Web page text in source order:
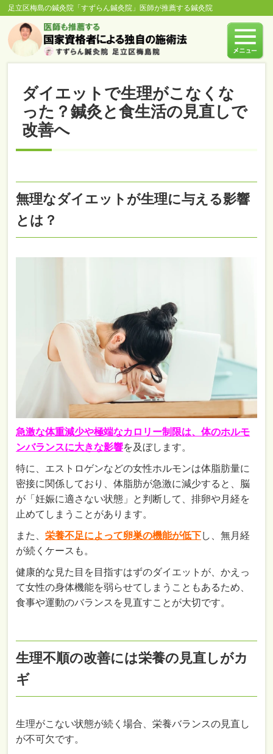
足立区梅島の鍼灸院「すずらん鍼灸院」医師が推薦する鍼灸院
ダイエットで生理がこなくな
った？鍼灸と食生活の見直しで
改善へ
無理なダイエットが生理に与える影響
とは？
急激な体重減少や極端なカロリー制限は、体のホルモ
ンバランスに大きな影響を及ぼします。
特に、エストロゲンなどの女性ホルモンは体脂肪量に
密接に関係しており、体脂肪が急激に減少すると、脳
が「妊娠に適さない状態」と判断して、排卵や月経を
止めてしまうことがあります。
また、栄養不足によって卵巣の機能が低下し、無月経
が続くケースも。
健康的な見た目を目指すはずのダイエットが、かえっ
て女性の身体機能を弱らせてしまうこともあるため、
食事や運動のバランスを見直すことが大切です。
生理不順の改善には栄養の見直しがカ
ギ
生理がこない状態が続く場合、栄養バランスの見直し
が不可欠です。